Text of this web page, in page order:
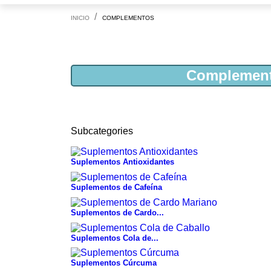
INICIO COMPLEMENTOS
Subcategories
Suplementos Antioxidantes
Suplementos de Cafeína
Suplementos de Cardo...
Suplementos Cola de...
Suplementos Cúrcuma